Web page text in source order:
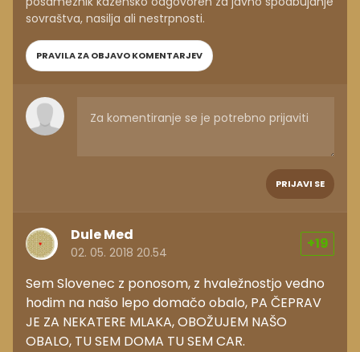
sovraštva, nasilja ali nestrpnosti.
PRAVILA ZA OBJAVO KOMENTARJEV
PRIJAVI SE
Dule Med
02. 05. 2018 20.54
+19
Sem Slovenec z ponosom, z hvaležnostjo vedno
hodim na našo lepo domačo obalo, PA ČEPRAV
JE ZA NEKATERE MLAKA, OBOŽUJEM NAŠO
OBALO, TU SEM DOMA TU SEM CAR.